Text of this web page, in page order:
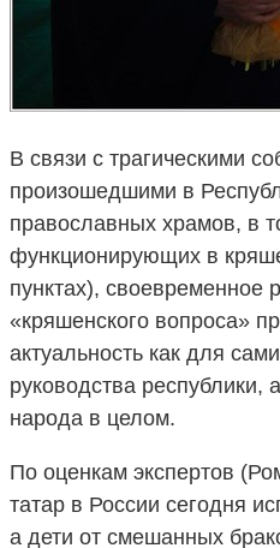
В связи с трагическими
произошедшими в
православных храмов, в
функционирующих в
пунктах), своевременное
«кряшенского вопроса»
актуальность как для
руководства республики,
народа в целом.
По оценкам экспертов
татар в России сегодня
а дети от смешанных